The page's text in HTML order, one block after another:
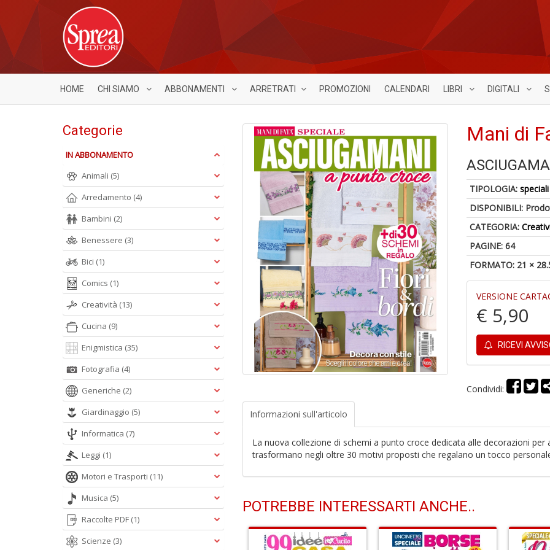
HOME CHI SIAMO ABBONAMENTI ARRETRATI PROMOZIONI CALENDARI LIBRI DIGITALI
Mani di
TIPOLOGIA:speciali
DISPONIBILI:
CATEGORIA:
PAGINE: 64
FORMATO: 21 ×
VERSIONE
€ 5,90
RICEVI
Condividi:
Informazioni sull'articolo
La nuova collezione di schemi a punto croce dedicata alle decorazioni
trasformano negli oltre 30 motivi proposti che regalano un tocco
POTREBBE INTERESSARTI ANCHE..
Categorie
IN ABBONAMENTO
Animali (5)
Arredamento (4)
Bambini (2)
Benessere (3)
Bici (1)
Comics (1)
Creatività (13)
Cucina (9)
Enigmistica (35)
Fotografia (4)
Generiche (2)
Giardinaggio (5)
Informatica (7)
Leggi (1)
Motori e Trasporti (11)
Musica (5)
Raccolte PDF (1)
Scienze (3)